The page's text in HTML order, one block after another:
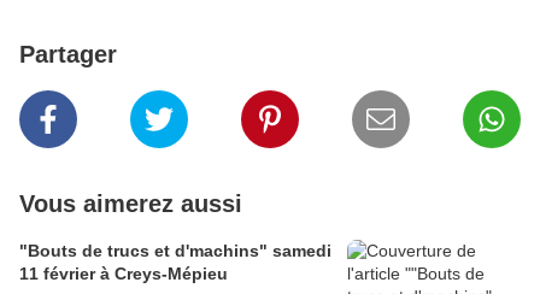
Partager
Vous aimerez aussi
"Bouts de trucs et d'machins" samedi
11 février à Creys-Mépieu